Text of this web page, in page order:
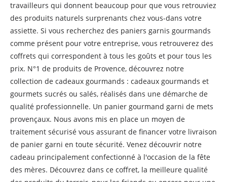
travailleurs qui donnent beaucoup pour que vous retrouviez
des produits naturels surprenants chez vous-dans votre
assiette. Si vous recherchez des paniers garnis gourmands
comme présent pour votre entreprise, vous retrouverez des
coffrets qui correspondent à tous les goûts et pour tous les
prix. N°1 de produits de Provence, découvrez notre
collection de cadeaux gourmands : cadeaux gourmands et
gourmets sucrés ou salés, réalisés dans une démarche de
qualité professionnelle. Un panier gourmand garni de mets
provençaux. Nous avons mis en place un moyen de
traitement sécurisé vous assurant de financer votre livraison
de panier garni en toute sécurité. Venez découvrir notre
cadeau principalement confectionné à l'occasion de la fête
des mères. Découvrez dans ce coffret, la meilleure qualité